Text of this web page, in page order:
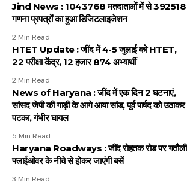
Jind News : 1043768 मतदाताओं में से 392518
गणना प्रपत्रों का हुआ डिजिटलाइजेशन
2 Min Read
HTET Update : जींद में 4-5 जुलाई को HTET,
22 परीक्षा केंद्र, 12 हजार 874 अभ्यार्थी
2 Min Read
News of Haryana : जींद में एक दिन 2 घटनाएं,
सांसद जेपी की गाड़ी के आगे आया सांड, पूर्व पार्षद को उठाकर
पटका, गंभीर घायल
5 Min Read
Haryana Roadways : जींद रोहतक रोड पर गतौली
फ्लाईओवर के नीचे से होकर जाएंगी बसें
3 Min Read